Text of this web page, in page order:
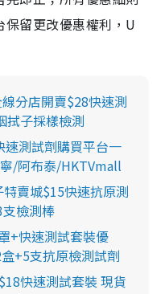
留更改優惠權利，U
分店開賣$28快速測
拭子採樣檢測
速測試劑購買平台一
/阿布泰/HKTVmall
特賣城$15快速抗原測
檢測棒
+快速測試套裝優
+5支抗原檢測試劑
快速測試套裝 現貨